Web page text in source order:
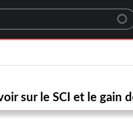
sur le SCI et le gain